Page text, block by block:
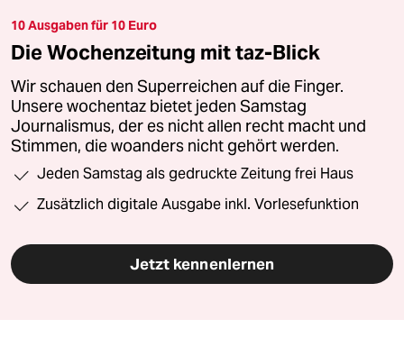
10 Ausgaben für 10 Euro
Die Wochenzeitung mit taz-Blick
Wir schauen den Superreichen auf die Finger.
Unsere wochentaz bietet jeden Samstag
Journalismus, der es nicht allen recht macht und
Stimmen, die woanders nicht gehört werden.
Jeden Samstag als gedruckte Zeitung frei Haus
Zusätzlich digitale Ausgabe inkl. Vorlesefunktion
Jetzt kennenlernen